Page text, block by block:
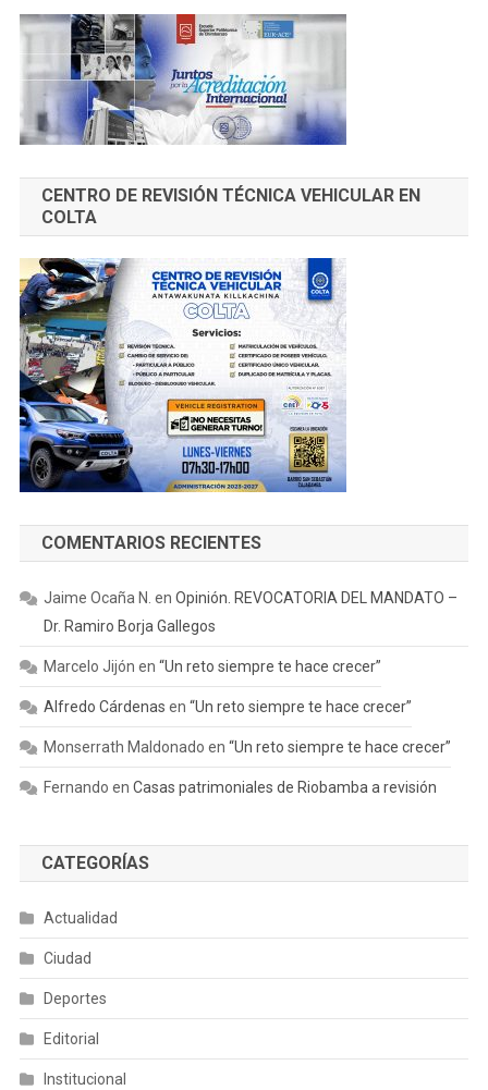
CENTRO DE REVISIÓN TÉCNICA VEHICULAR EN
COLTA
COMENTARIOS RECIENTES
Jaime Ocaña N. en Opinión. REVOCATORIA DEL MANDATO –
Dr. Ramiro Borja Gallegos
Marcelo Jijón en “Un reto siempre te hace crecer”
Alfredo Cárdenas en “Un reto siempre te hace crecer”
Monserrath Maldonado en “Un reto siempre te hace crecer”
Fernando en Casas patrimoniales de Riobamba a revisión
CATEGORÍAS
Actualidad
Ciudad
Deportes
Editorial
Institucional